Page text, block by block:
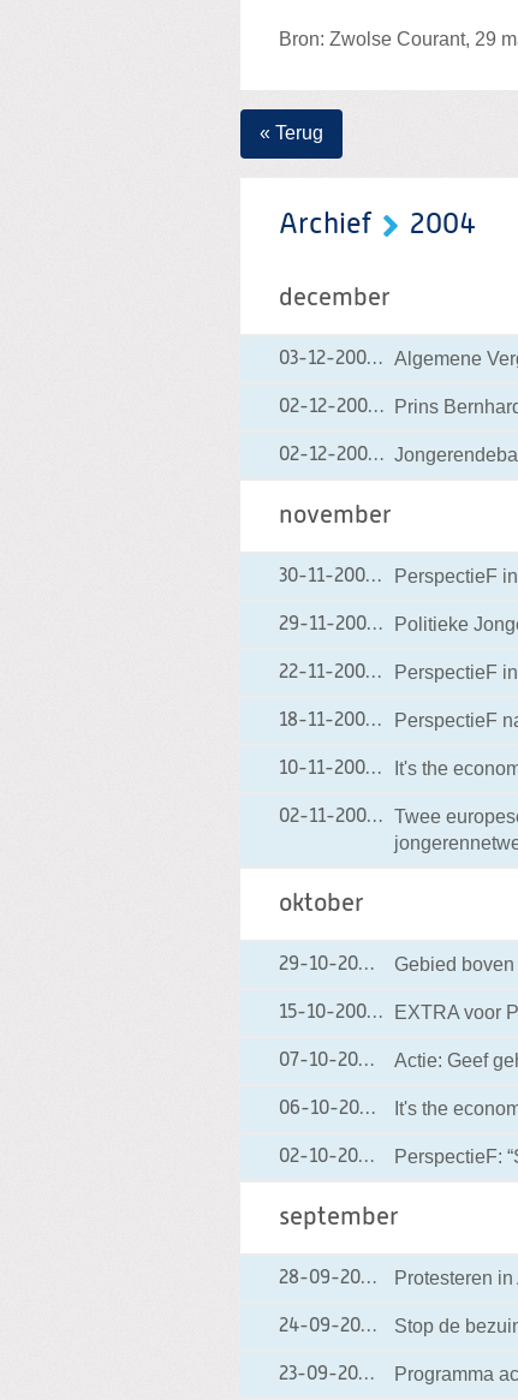
Bron: Zwolse Courant, 29
« Terug
Archief 2004
december
03-12-200403-12-2004
Algemene
02-12-200402-12-2004
Prins
02-12-200402-12-2004
november
30-11-200430-11-2004
PerspectieF
29-11-200429-11-2004
Politieke
22-11-200422-11-2004
PerspectieF
18-11-200418-11-2004
PerspectieF
10-11-200410-11-2004
It's the
02-11-200402-11-2004
Twee
oktober
29-10-2004 29-10-2004
Gebied
15-10-200415-10-2004
EXTRA voor
07-10-2004 07-10-2004
Actie: Geef
06-10-2004 06-10-2004
It's the
02-10-2004 02-10-2004
PerspectieF:
september
28-09-2004 28-09-2004
Protesteren
24-09-2004 24-09-2004
Stop de
23-09-2004 23-09-2004
Programma